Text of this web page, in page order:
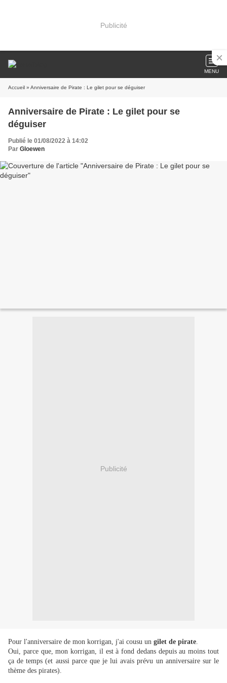
Publicité
MENU
Accueil » Anniversaire de Pirate : Le gilet pour se déguiser
Anniversaire de Pirate : Le gilet pour se
déguiser
Publié le 01/08/2022 à 14:02
Par Gloewen
Publicité
Pour l'anniversaire de mon korrigan, j'ai cousu un gilet de pirate.
Oui, parce que, mon korrigan, il est à fond dedans depuis au moins tout
ça de temps (et aussi parce que je lui avais prévu un anniversaire sur le
thème des pirates).